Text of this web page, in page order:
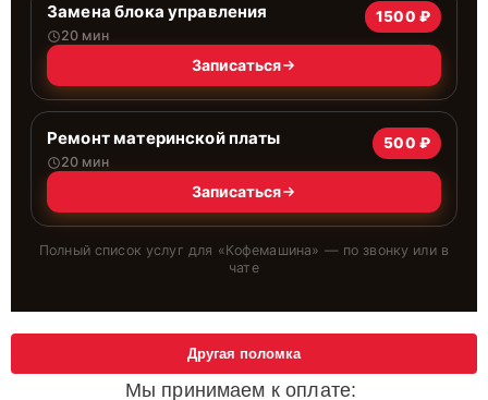
Замена блока управления
20 мин
1500 ₽
Записаться
Ремонт материнской платы
20 мин
500 ₽
Записаться
Полный список услуг для «Кофемашина» — по звонку или в
чате
Мы принимаем к оплате:
Другая поломка